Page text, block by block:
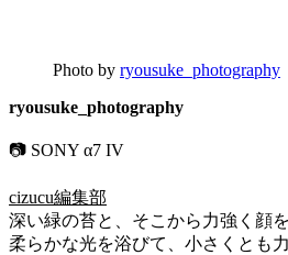
Photo by ryousuke_photography
ryousuke_photography
📷 SONY α7 IV
cizucu編集部
深い緑の苔と、そこから力強く顔
柔らかな光を浴びて、小さくとも